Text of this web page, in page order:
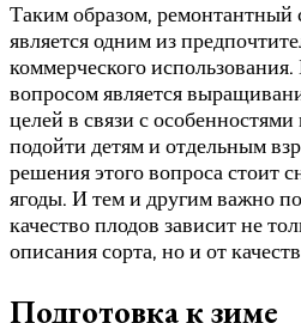
Таким образом, ремонтантный
является одним из
коммерческого
вопросом является
целей в связи с
подойти детям и отдельным
решения этого вопроса стоит
ягоды. И тем и другим важно
качество плодов зависит не
описания сорта, но и от
Подготовка к зиме